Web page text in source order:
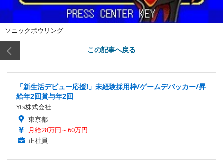
ソニックボウリング
この記事へ戻る
「新生活デビュー応援!」未経験採用枠/ゲームデバッカー/昇
給年2回賞与年2回
Yts株式会社
東京都
月給28万円～60万円
正社員